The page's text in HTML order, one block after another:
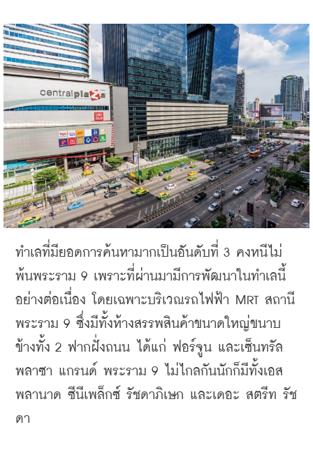
ทำเลที่มียอดการค้นหามากเป็นอันดับที่ 3 คงหนีไม่
พ้นพระราม 9 เพราะที่ผ่านมามีการพัฒนาในทำเลนี้
อย่างต่อเนื่อง
โดยเฉพาะบริเวณรถไฟฟ้า MRT สถานี
พระราม 9 ซึ่งมีทั้งห้างสรรพสินค้าขนาดใหญ่ขนาบ
ข้างทั้ง 2 ฟากฝั่งถนน ได้แก่ ฟอร์จูน และเซ็นทรัล
พลาซา แกรนด์ พระราม 9
ไม่ไกลกันนักก็มีทั้งเอส
พลานาด ซีนีเพล็กซ์ รัชดาภิเษก และเดอะ สตรีท รัช
ดา